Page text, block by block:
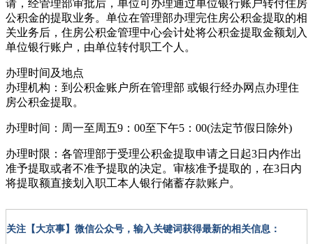
请，经管理部审批后，单位可办理通过单位银行账户转付住房
公积金的提取业务。单位在管理部办理完住房公积金提取的相
关业务后，住房公积金管理中心会计处将公积金提取金额划入
单位银行账户，由单位转付职工个人。
办理时间及地点
办理机构：到公积金账户所在管理部 或银行经办网点办理住
房公积金提取。
办理时间：周一至周五9：00至下午5：00(法定节假日除外)
办理时限：各管理部于受理公积金提取申请之日起3日内作出
准予提取或者不准予提取的决定。审核准予提取的，在3日内
将提取额直接划入职工本人银行储蓄存款账户。
关注【大京事】微信公众号，输入关键词获得最新的相关信息：